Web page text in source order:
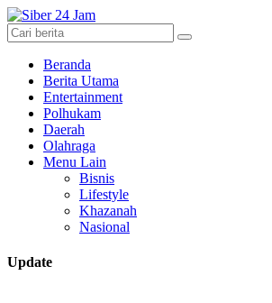
Beranda
Berita Utama
Entertainment
Polhukam
Daerah
Olahraga
Menu Lain
Bisnis
Lifestyle
Khazanah
Nasional
Update